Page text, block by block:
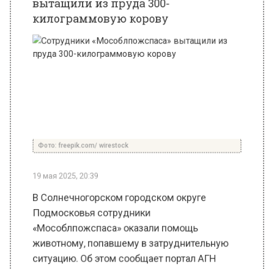
19 мая 2025, 20:39
Подмосковья сотрудники
«Мособлпожспаса» оказали помощь
животному, попавшему в затруднительную
ситуацию. Об этом сообщает портал АГН
«Москва».